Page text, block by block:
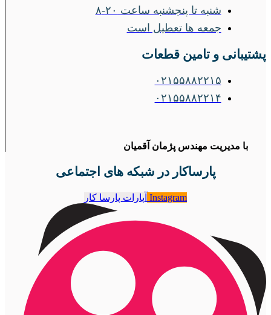
شنبه تا پنجشنبه ساعت ۲۰-۸
جمعه ها تعطیل است
پشتیبانی و تامین قطعات
۰۲۱۵۵۸۸۲۲۱۵
۰۲۱۵۵۸۸۲۲۱۴
با مدیریت مهندس پژمان آقمیان
پارساکار در شبکه های اجتماعی
Instagram آپارات پارسا کار